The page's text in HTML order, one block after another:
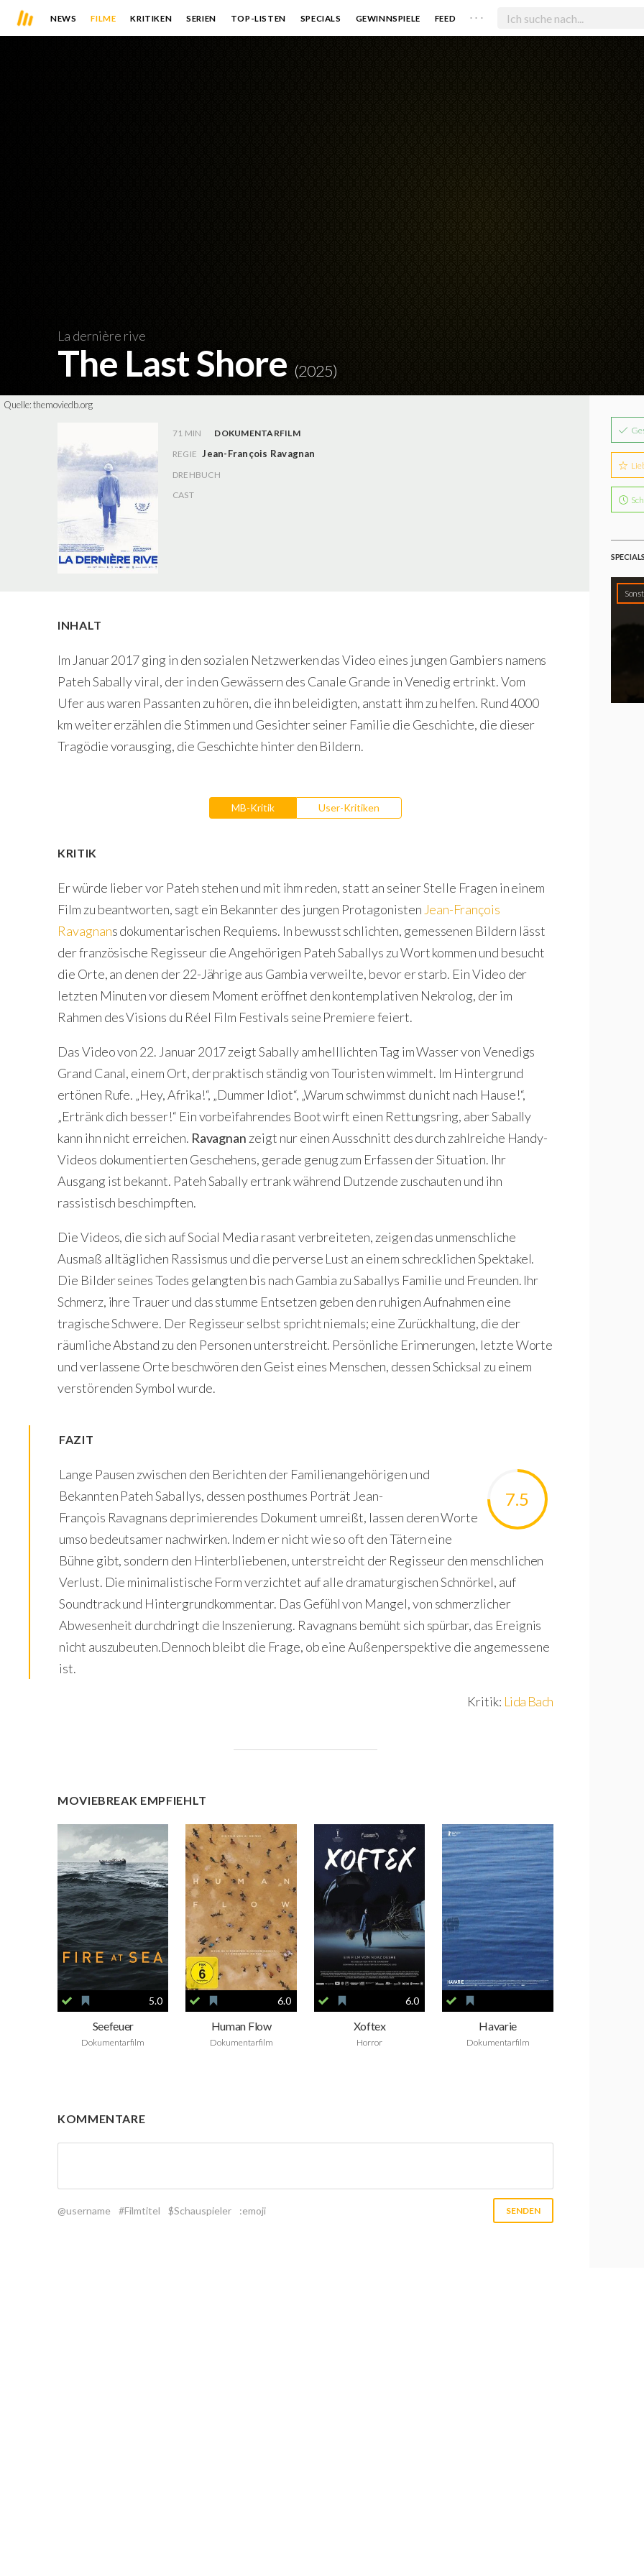
NEWS FILME KRITIKEN SERIEN TOP-LISTEN SPECIALS GEWINNSPIELE FEED . . .
La dernière rive
The Last Shore (2025)
Quelle:themoviedb.org
71 MIN
DOKUMENTARFILM
REGIE Jean-François Ravagnan
DREHBUCH
CAST
INHALT
Im Januar 2017 ging in den sozialen Netzwerken das Video eines jungen Gambiers namens
Pateh Sabally viral, der in den Gewässern des Canale Grande in Venedig ertrinkt. Vom
Ufer aus waren Passanten zu hören, die ihn beleidigten, anstatt ihm zu helfen. Rund 4000
km weiter erzählen die Stimmen und Gesichter seiner Familie die Geschichte, die dieser
Tragödie vorausging, die Geschichte hinter den Bildern.
MB-Kritik User-Kritiken
KRITIK
Er würde lieber vor Pateh stehen und mit ihm reden, statt an seiner Stelle Fragen in einem
Film zu beantworten, sagt ein Bekannter des jungen Protagonisten Jean-François
Ravagnans dokumentarischen Requiems. In bewusst schlichten, gemessenen Bildern lässt
der französische Regisseur die Angehörigen Pateh Saballys zu Wort kommen und besucht
die Orte, an denen der 22-Jährige aus Gambia verweilte, bevor er starb. Ein Video der
letzten Minuten vor diesem Moment eröffnet den kontemplativen Nekrolog, der im
Rahmen des Visions du Réel Film Festivals seine Premiere feiert.
Das Video von 22. Januar 2017 zeigt Sabally am helllichten Tag im Wasser von Venedigs
Grand Canal, einem Ort, der praktisch ständig von Touristen wimmelt. Im Hintergrund
ertönen Rufe. „Hey, Afrika!“, „Dummer Idiot“, „Warum schwimmst du nicht nach Hause!“,
„Ertränk dich besser!“ Ein vorbeifahrendes Boot wirft einen Rettungsring, aber Sabally
kann ihn nicht erreichen. Ravagnan zeigt nur einen Ausschnitt des durch zahlreiche Handy-
Videos dokumentierten Geschehens, gerade genug zum Erfassen der Situation. Ihr
Ausgang ist bekannt. Pateh Sabally ertrank während Dutzende zuschauten und ihn
rassistisch beschimpften.
Die Videos, die sich auf Social Media rasant verbreiteten, zeigen das unmenschliche
Ausmaß alltäglichen Rassismus und die perverse Lust an einem schrecklichen Spektakel.
Die Bilder seines Todes gelangten bis nach Gambia zu Saballys Familie und Freunden. Ihr
Schmerz, ihre Trauer und das stumme Entsetzen geben den ruhigen Aufnahmen eine
tragische Schwere. Der Regisseur selbst spricht niemals; eine Zurückhaltung, die der
räumliche Abstand zu den Personen unterstreicht. Persönliche Erinnerungen, letzte Worte
und verlassene Orte beschwören den Geist eines Menschen, dessen Schicksal zu einem
verstörenden Symbol wurde.
FAZIT
7.5
Lange Pausen zwischen den Berichten der Familienangehörigen und
Bekannten Pateh Saballys, dessen posthumes Porträt Jean-
François Ravagnans deprimierendes Dokument umreißt, lassen deren Worte
umso bedeutsamer nachwirken. Indem er nicht wie so oft den Tätern eine
Bühne gibt, sondern den Hinterbliebenen, unterstreicht der Regisseur den menschlichen
Verlust. Die minimalistische Form verzichtet auf alle dramaturgischen Schnörkel, auf
Soundtrack und Hintergrundkommentar. Das Gefühl von Mangel, von schmerzlicher
Abwesenheit durchdringt die Inszenierung. Ravagnans bemüht sich spürbar, das Ereignis
nicht auszubeuten.Dennoch bleibt die Frage, ob eine Außenperspektive die angemessene
ist.
Kritik: Lida Bach
MOVIEBREAK EMPFIEHLT
5.0
Seefeuer
Dokumentarfilm
6.0
Human Flow
Dokumentarfilm
6.0
Xoftex
Horror
Havarie
Dokumentarfilm
KOMMENTARE
@username #Filmtitel $Schauspieler :emoji